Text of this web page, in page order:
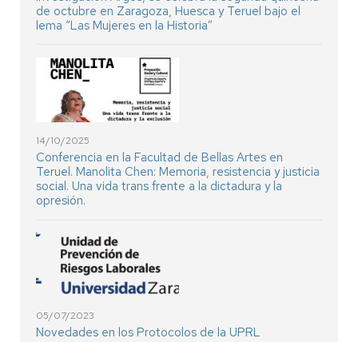
de octubre en Zaragoza, Huesca y Teruel bajo el
lema “Las Mujeres en la Historia”
14/10/2025
Conferencia en la Facultad de Bellas Artes en
Teruel. Manolita Chen: Memoria, resistencia y justicia
social. Una vida trans frente a la dictadura y la
opresión.
05/07/2023
Novedades en los Protocolos de la UPRL